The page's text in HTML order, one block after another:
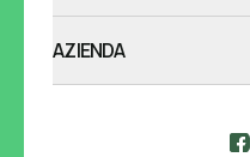
AZIENDA